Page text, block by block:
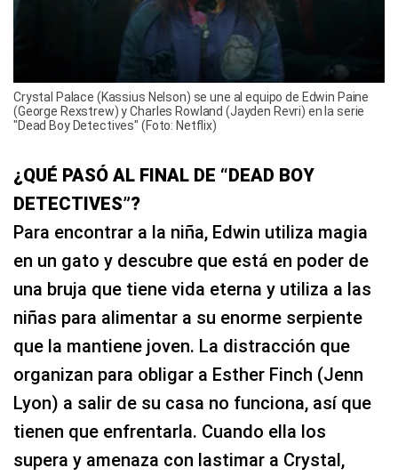
Crystal Palace (Kassius Nelson) se une al equipo de Edwin Paine
(George Rexstrew) y Charles Rowland (Jayden Revri) en la serie
"Dead Boy Detectives" (Foto: Netflix)
¿QUÉ PASÓ AL FINAL DE “DEAD BOY
DETECTIVES”?
Para encontrar a la niña, Edwin utiliza magia
en un gato y descubre que está en poder de
una bruja que tiene vida eterna y utiliza a las
niñas para alimentar a su enorme serpiente
que la mantiene joven. La distracción que
organizan para obligar a Esther Finch (Jenn
Lyon) a salir de su casa no funciona, así que
tienen que enfrentarla. Cuando ella los
supera y amenaza con lastimar a Crystal,